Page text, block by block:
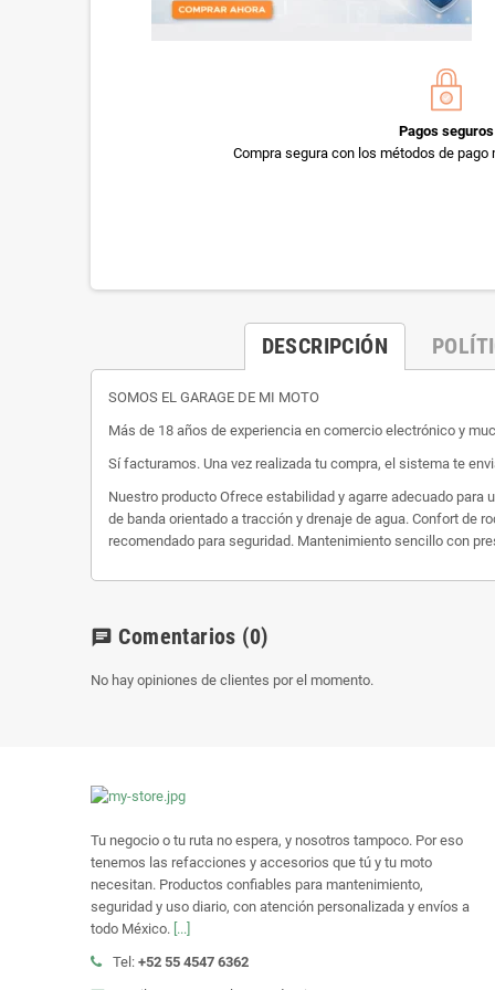
Pagos seguros
Compra segura con los métodos de
DESCRIPCIÓN
SOMOS EL GARAGE DE MI MOTO
Más de 18 años de experiencia en comercio electrónico y
Sí facturamos. Una vez realizada tu compra, el sistema te
Nuestro producto Ofrece estabilidad y agarre adecuado
de banda orientado a tracción y drenaje de agua. Confort de
recomendado para seguridad. Mantenimiento sencillo con
chat Comentarios (0)
No hay opiniones de clientes por el momento.
Tu negocio o tu ruta no espera, y nosotros tampoco. Por eso
tenemos las refacciones y accesorios que tú y tu moto
necesitan. Productos confiables para mantenimiento,
seguridad y uso diario, con atención personalizada y envíos a
todo México. [...]
Tel: +52 55 4547 6362